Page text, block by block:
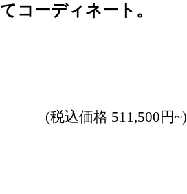
コーディネート。
(税込価格 511,500円~)